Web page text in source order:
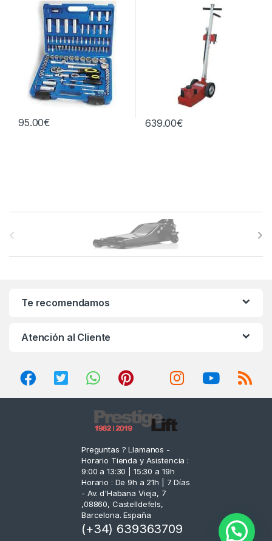
95.00€ 639.00€
Te recomendamos
Atención al Cliente
Preguntas ? Llamanos -
Horario Tienda y Asistencia :
9:00 a 13:30 | 15:30 a 19h
Horario : De 9h a 21h | 7 Días
- Av. d'Habana Vieja, 7
,08860, Castelldefels,
Barcelona. España
(+34) 639363709